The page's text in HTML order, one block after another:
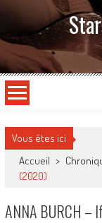
Vous êtes ici
Accueil >
(2020)
ANNA BURCH –